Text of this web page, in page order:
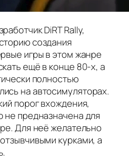
DiRT Rally,
создания
игры в этом жанре
ещё в конце 80-х, а
полностью
на автосимуляторах.
порог вхождения,
не предназначена для
Для неё желательно
курками, а